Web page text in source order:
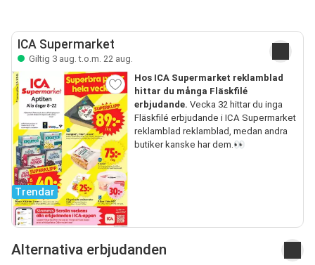
ICA Supermarket
Giltig 3 aug. t.o.m. 22 aug.
Trendar
Hos ICA Supermarket reklamblad
hittar du många Fläskfilé
erbjudande. Vecka 32 hittar du inga
Fläskfilé erbjudande i ICA Supermarket
reklamblad reklamblad, medan andra
butiker kanske har dem.👀
Alternativa erbjudanden